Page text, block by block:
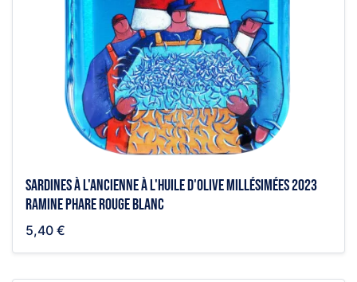
Sardines à l'ancienne à l'huile d'olive millésimées 2023
Ramine Phare rouge blanc
5,40 €